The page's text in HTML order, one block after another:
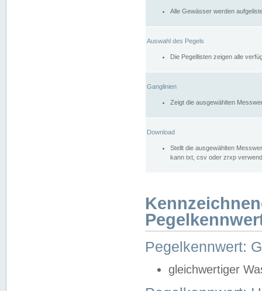
Alle Gewässer werden
Auswahl des Pegels
Die Pegellisten zeigen alle
Ganglinien
Zeigt die ausgewählten
Download
Stellt die ausgewählten
kann txt, csv oder zrxp
Pegelkennwert:
gleichwertiger